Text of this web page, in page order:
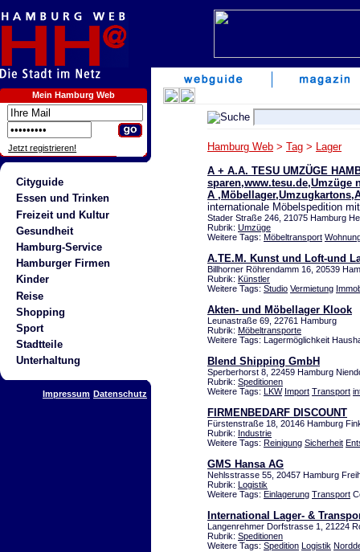
Mein Hamburg Web
Jetzt registrieren!
Cityguide
Essen und Trinken
Freizeit und Kultur
Gesundheit
Hamburg-Service
Hamburger Firmen
Kinder
Reise
Shopping
Sport
Stadtteile
Unterhaltung
Impressum Datenschutz
Hamburg Web > Tag > Lager
A + A.A. TESU UMZÜGE
sparen,www.tesu.de,Umzüge
A
internationale Möbelspedition
Stader Straße 246, 21075 Hamburg
Rubrik: Umzüge
Weitere Tags: Möbeltransport
A.TE.M. Kunst und Loft-und
Billhorner Röhrendamm 16, 20539
Rubrik: Künstler
Weitere Tags: Studio Vermietung
Akten- und Möbellager Klook
Leunastraße 69, 22761 Hamburg
Rubrik: Möbeltransporte
Weitere Tags: Lagermöglichkeit
Blend Shipping GmbH
Sperberhorst 8, 22459 Hamburg
Rubrik: Speditionen
Weitere Tags: LKW Import Transport
FIRMENBEDARF DISCOUNT
Fürstenstraße 18, 20146 Hamburg
Rubrik: Industrie
Weitere Tags: Reinigung Sicherheit
GMS Hansa AG
Nehlsstrasse 55, 20457 Hamburg
Rubrik: Logistik
Weitere Tags: Einlagerung Transport
International Lager- &
Langenrehmer Dorfstrasse 1, 21224
Rubrik: Speditionen
Weitere Tags: Spedition Logistik